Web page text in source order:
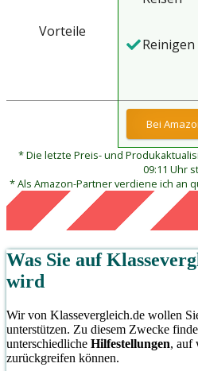
Vorteile
Reinigen
Bei
* Die letzte Preis- und
09:11 Uhr
* Als Amazon-Partner verdiene ich an
Was Sie auf
wird
Wir von Klassevergleich.de wollen
unterstützen. Zu diesem Zwecke
unterschiedliche Hilfestellungen, auf
zurückgreifen können.